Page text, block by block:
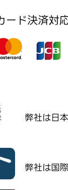
ード決済対
弊社は日
弊社は国